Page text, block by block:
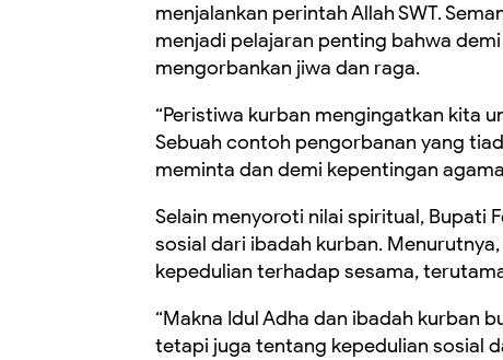
menjalankan perintah Allah SWT.
menjadi pelajaran penting bahwa
mengorbankan jiwa dan raga.
“Peristiwa kurban mengingatkan kita
Sebuah contoh pengorbanan yang
meminta dan demi kepentingan
Selain menyoroti nilai spiritual, Bupati
sosial dari ibadah kurban.
kepedulian terhadap sesama,
“Makna Idul Adha dan ibadah kurban
tetapi juga tentang kepedulian sosial